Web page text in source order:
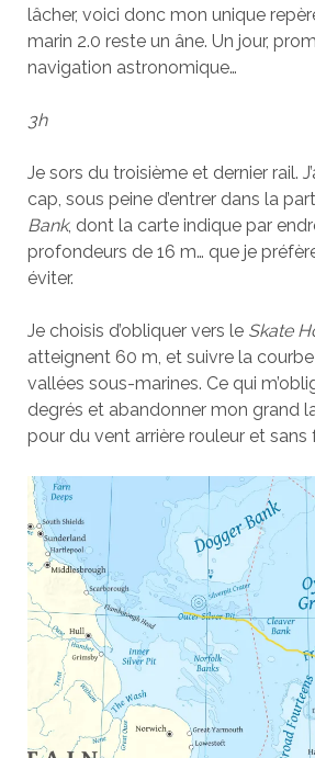
lâcher, voici donc mon unique
marin 2.0 reste un âne. Un jour,
navigation astronomique…
3h
Je sors du troisième et dernier rail.
cap, sous peine d’entrer dans la
Bank, dont la carte indique par
profondeurs de 16 m… que je
éviter.
Je choisis d’obliquer vers le Skate
atteignent 60 m, et suivre la
vallées sous-marines. Ce qui
degrés et abandonner mon grand
pour du vent arrière rouleur et sans